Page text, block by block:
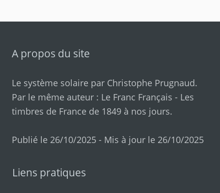
A propos du site
Le système solaire par Christophe Prugnaud.
Par le même auteur : Le Franc Français - Les
timbres de France de 1849 à nos jours.
Publié le 26/10/2025 - Mis à jour le 26/10/2025
Liens pratiques